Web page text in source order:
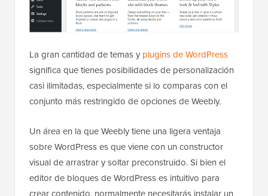
La gran cantidad de temas y plugins de WordPress
significa que tienes posibilidades de personalización
casi ilimitadas, especialmente si lo comparas con el
conjunto más restringido de opciones de Weebly.
Un área en la que Weebly tiene una ligera ventaja
sobre WordPress es que viene con un constructor
visual de arrastrar y soltar preconstruido. Si bien el
editor de bloques de WordPress es intuitivo para
crear contenido, normalmente necesitarás instalar un